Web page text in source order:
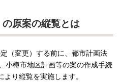
原案の縦覧とは
（変更）する前に、都市計画法
小樽市地区計画等の案の作成手続
り縦覧を実施します。